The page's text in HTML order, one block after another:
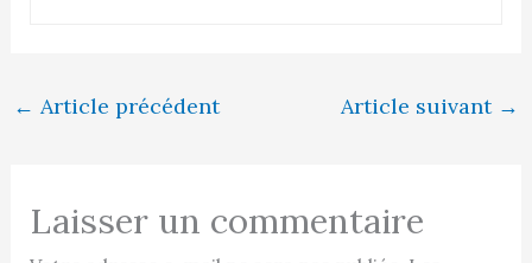
← Article précédent Article suivant →
Laisser un commentaire